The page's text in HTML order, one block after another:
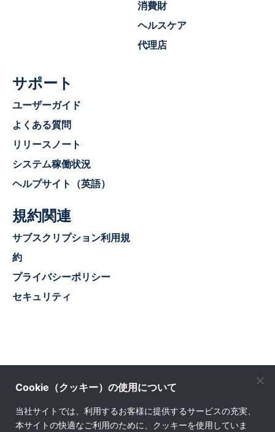
消費財
ヘルスケア
代理店
サポート
ユーザーガイド
よくある質問
リリースノート
システム稼働状況
ヘルプサイト（英語）
規約関連
サブスクリプション利用規
約
プライバシーポリシー
セキュリティ
株式会社ソフトウェア・トゥー
© SOFTWARE Too Corporation. All rights reserved.
Cookie（クッキー）の使用について
当社サイトでは、利用するお客様に提供するサービスの充実、
本サイトの快適なご利用のために、クッキーを使用していま